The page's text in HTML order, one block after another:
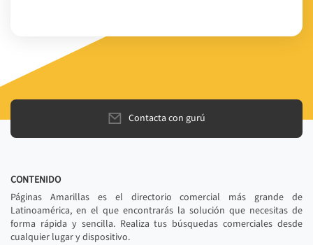
Contacta con gurú
CONTENIDO
Páginas Amarillas es el directorio comercial más grande de
Latinoamérica, en el que encontrarás la solución que necesitas de
forma rápida y sencilla. Realiza tus búsquedas comerciales desde
cualquier lugar y dispositivo.